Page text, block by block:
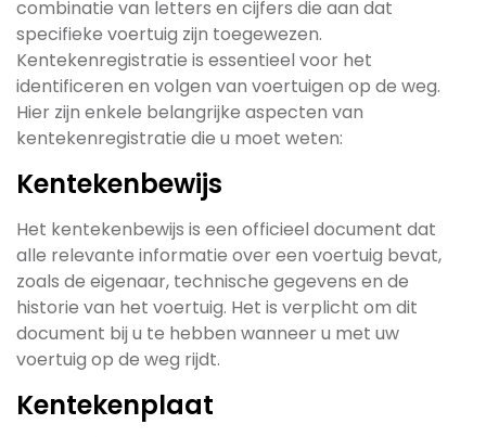
combinatie van letters en cijfers die aan dat
specifieke voertuig zijn toegewezen.
Kentekenregistratie is essentieel voor het
identificeren en volgen van voertuigen op de weg.
Hier zijn enkele belangrijke aspecten van
kentekenregistratie die u moet weten:
Kentekenbewijs
Het kentekenbewijs is een officieel document dat
alle relevante informatie over een voertuig bevat,
zoals de eigenaar, technische gegevens en de
historie van het voertuig. Het is verplicht om dit
document bij u te hebben wanneer u met uw
voertuig op de weg rijdt.
Kentekenplaat